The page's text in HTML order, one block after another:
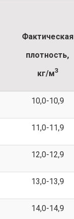
Фактическая
плотность,
кг/м3
10,0-10,9
11,0-11,9
12,0-12,9
13,0-13,9
14,0-14,9